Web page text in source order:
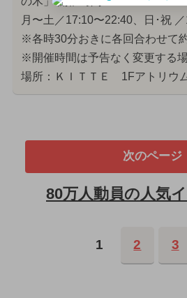
月〜土／17:10〜22:40、日･祝
※各時30分おきに各回合わせて
※開催時間は予告なく変更する
場所：ＫＩＴＴＥ 1Fアトリウ
次のページ
80万人動員の人気
1 2 3